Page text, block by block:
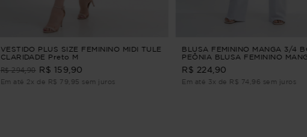
VESTIDO PLUS SIZE FEMININO MIDI TULE
CLARIDADE Preto M
R$ 294,90 R$ 159,90
Em até 2x de R$ 79,95 sem juros
BLUSA FEMININO MANGA 3/4
PEÔNIA BLUSA FEMININO
BORDADO Verde G2
R$ 224,90
Em até 3x de R$ 74,96 sem juros